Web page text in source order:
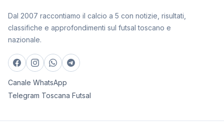
Dal 2007 raccontiamo il calcio a 5 con notizie, risultati,
classifiche e approfondimenti sul futsal toscano e
nazionale.
Canale WhatsApp
Telegram Toscana Futsal